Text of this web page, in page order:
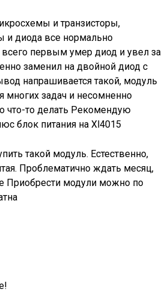
и транзисторы,
и диода все нормально
первым умер диод и увел за
заменил на двойной диод с
напрашивается такой, модуль
многих задач и несомненно
что-то делать Рекомендую
блок питания на Xl4015
такой модуль. Естественно,
Проблематично ждать месяц,
Приобрести модули можно по